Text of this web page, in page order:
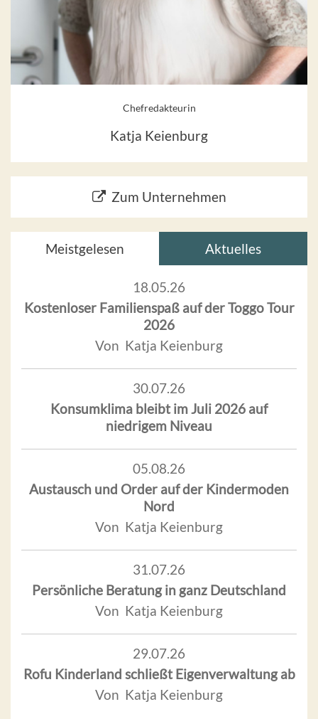
Chefredakteurin
Katja Keienburg
Zum Unternehmen
Meistgelesen Aktuelles
18.05.26
Kostenloser Familienspaß auf der Toggo Tour
2026
Von Katja Keienburg
30.07.26
Konsumklima bleibt im Juli 2026 auf
niedrigem Niveau
05.08.26
Austausch und Order auf der Kindermoden
Nord
Von Katja Keienburg
31.07.26
Persönliche Beratung in ganz Deutschland
Von Katja Keienburg
29.07.26
Rofu Kinderland schließt Eigenverwaltung ab
Von Katja Keienburg